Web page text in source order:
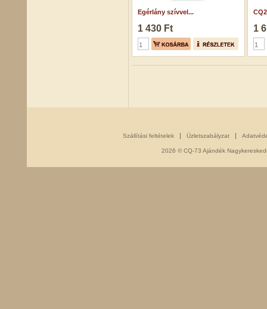
Egérlány szívvel...
1 430 Ft 1
Szállítási feltételek Üzletszabályzat
2026 © CQ-73 Ajándék